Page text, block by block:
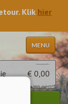
Klik hier
MENU
€ 0,00